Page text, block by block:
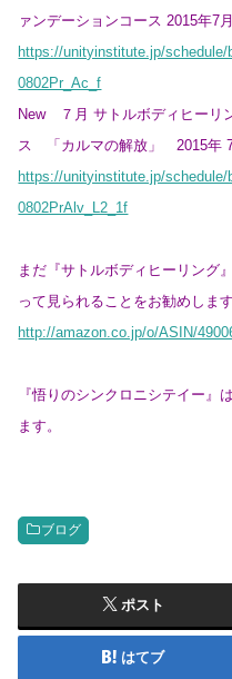
ァンデーションコース 2015年7
https://unityinstitute.jp/schedule/
0802Pr_Ac_f
New ７月 サトルボディヒーリ
ス 「カルマの解放」 2015年 7
https://unityinstitute.jp/schedule/
0802PrAlv_L2_1f
まだ『サトルボディヒーリング
って見られることをお勧めします
http://amazon.co.jp/o/ASIN/
『悟りのシンクロニシテイー』は
ます。
ブログ
ポスト
はてブ